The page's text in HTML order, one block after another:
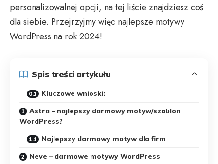
personalizowalnej opcji, na tej liście znajdziesz coś
dla siebie. Przejrzyjmy więc najlepsze motywy
WordPress na rok 2024!
Spis treści artykułu
Kluczowe wnioski:
Astra – najlepszy darmowy motyw/szablon
WordPress?
Najlepszy darmowy motyw dla firm
Neve – darmowe motywy WordPress